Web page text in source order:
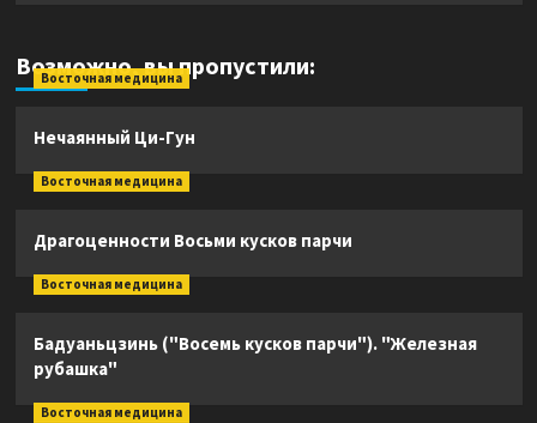
Возможно, вы пропустили:
Восточная медицина
Нечаянный Ци-Гун
Восточная медицина
Драгоценности Восьми кусков парчи
Восточная медицина
Бадуаньцзинь ("Восемь кусков парчи"). "Железная
рубашка"
Восточная медицина